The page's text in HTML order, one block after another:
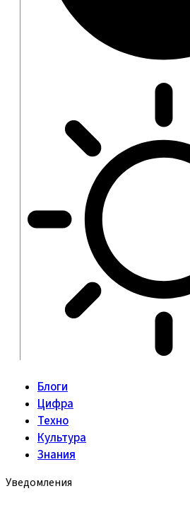
Блоги
Цифра
Техно
Культура
Знания
Уведомления